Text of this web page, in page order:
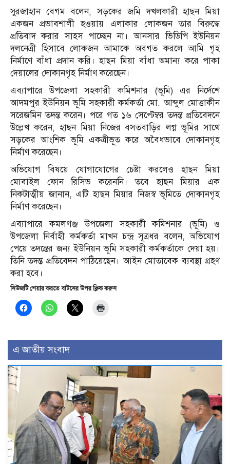
সুরজাহান বেগম বলেন, সড়কের জমি দখলকারী হাছন মিয়া
একজন প্রভাবশালী হওয়ায় এলাকার লোকজন তার বিরুদ্ধে
প্রতিবাদ করার সাহস পাচ্ছেন না। আনসার ভিডিপি ইউনিয়ন
দলনেত্রী হিসাবে লোকজন আমাকে অবগত করলে আমি গৃহ
নির্মাণে বাঁধা প্রদান করি। হাছন মিয়া বাঁধা অমান্য করে পাকা
দেয়ালের দোকানগৃহ নির্মাণ করেছেন।
এব্যাপারে উপজেলা সহকারী কমিশনার (ভূমি) এর নির্দেশে
আদমপুর ইউনিয়ন ভূমি সহকারী কর্মকর্তা মো. আব্দুল মোত্তাকীন
সরেজমিন তদন্ত করেন। পরে গত ১৬ সেপ্টেম্বর তদন্ত প্রতিবেদনে
উল্লেখ করেন, হাছন মিয়া নিজের বসতবাড়ির লগ্ন ভূমির সাথে
সড়কের আংশিক ভূমি একত্রীভূত করে অবৈধভাবে দোকানগৃহ
নির্মাণ করেছেন।
অভিযোগ বিষয়ে যোগাযোগের চেষ্টা করলেও হাছন মিয়া
মোবাইল ফোন রিসিভ করেননি। তবে হাছন মিয়ার এক
নিকটাত্মীয় জানান, এটি হাছন মিয়ার নিজস্ব ভূমিতে দোকানগৃহ
নির্মাণ করেছেন।
এব্যাপারে কমলগঞ্জ উপজেলা সহকারী কমিশনার (ভূমি) ও
উপজেলা নির্বাহী কর্মকর্তা মাখন চন্দ্র সূত্রধর বলেন, অভিযোগ
পেয়ে তদন্তের জন্য ইউনিয়ন ভূমি সহকারী কর্মকর্তাকে দেয়া হয়।
তিনি তদন্ত প্রতিবেদন পাঠিয়েছেন। আইন মোতাবেক ব্যবস্থা গ্রহণ
করা হবে।
নিউজটি শেয়ার করতে বাটনের উপর ক্লিক করুন
এ জাতীয় সংবাদ